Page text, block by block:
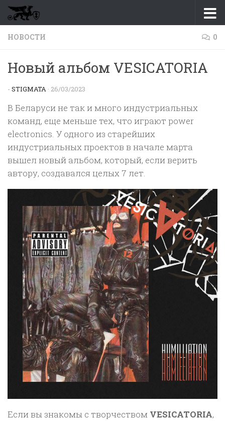
Перейти к содержимому
НОВОСТИ 0
Новый альбом VESICATORIA
- STIGMATA · 26/03/2023
В Беларуси не так и много индустриальных
команд, еще меньше тех, что играют power
electronics. У одного из старейших
индустриальных проектов в начале марта
вышел новый альбом, который, если верить
автору, создавался целых 7 лет.
Если вы знакомы с творчеством VESICATORIA,